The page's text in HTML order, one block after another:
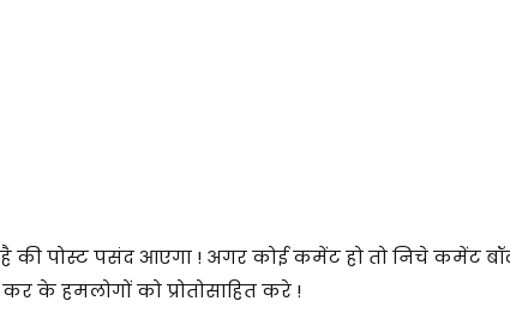
है की पोस्ट पसंद आएगा ! अगर कोई कमेंट हो तो निचे कमेंट
के हमलोगों को प्रोतोसाहित करे !